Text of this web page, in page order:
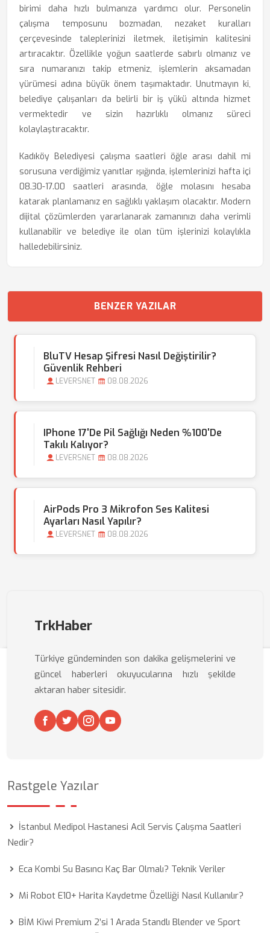
birimi daha hızlı bulmanıza yardımcı olur. Personelin
çalışma temposunu bozmadan, nezaket kuralları
çerçevesinde taleplerinizi iletmek, iletişimin kalitesini
artıracaktır. Özellikle yoğun saatlerde sabırlı olmanız ve
sıra numaranızı takip etmeniz, işlemlerin aksamadan
yürümesi adına büyük önem taşımaktadır. Unutmayın ki,
belediye çalışanları da belirli bir iş yükü altında hizmet
vermektedir ve sizin hazırlıklı olmanız süreci
kolaylaştıracaktır.
Kadıköy Belediyesi çalışma saatleri öğle arası dahil mi
sorusuna verdiğimiz yanıtlar ışığında, işlemlerinizi hafta içi
08.30-17.00 saatleri arasında, öğle molasını hesaba
katarak planlamanız en sağlıklı yaklaşım olacaktır. Modern
dijital çözümlerden yararlanarak zamanınızı daha verimli
kullanabilir ve belediye ile olan tüm işlerinizi kolaylıkla
halledebilirsiniz.
BENZER YAZILAR
BluTV Hesap Şifresi Nasıl Değiştirilir?
Güvenlik Rehberi
LEVERSNET 08.08.2026
IPhone 17'de Pil Sağlığı Neden %100'de
Takılı Kalıyor?
LEVERSNET 08.08.2026
AirPods Pro 3 Mikrofon Ses Kalitesi
Ayarları Nasıl Yapılır?
LEVERSNET 08.08.2026
TrkHaber
Türkiye gündeminden son dakika gelişmelerini ve
güncel haberleri okuyucularına hızlı şekilde
aktaran haber sitesidir.
Rastgele Yazılar
İstanbul Medipol Hastanesi Acil Servis Çalışma Saatleri
Nedir?
Eca Kombi Su Basıncı Kaç Bar Olmalı? Teknik Veriler
Mi Robot E10+ Harita Kaydetme Özelliği Nasıl Kullanılır?
BİM Kiwi Premium 2’si 1 Arada Standlı Blender ve Sport